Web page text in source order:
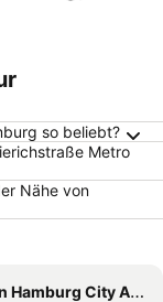
so beliebt?
Metro
Nähe von
City Alster